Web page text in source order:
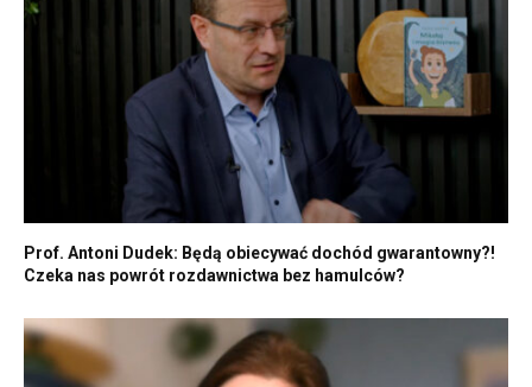
Prof. Antoni Dudek: Będą obiecywać dochód gwarantowny?!
Czeka nas powrót rozdawnictwa bez hamulców?